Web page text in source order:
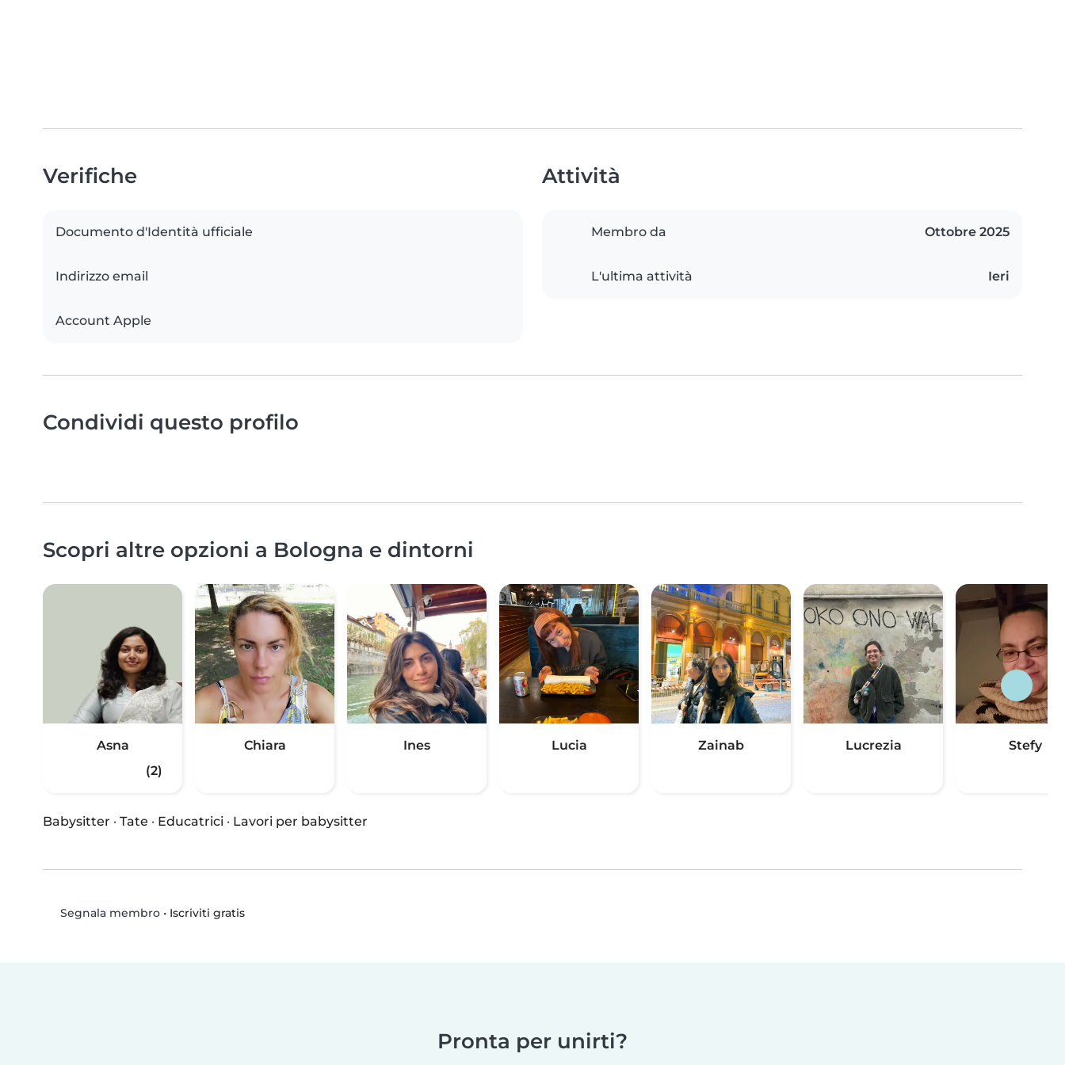
Verifiche
Documento d'Identità ufficiale
Indirizzo email
Account Apple
Attività
Membro da Ottobre 2025
L'ultima attività Ieri
Condividi questo profilo
Scopri altre opzioni a Bologna e dintorni
Asna
(2)
Chiara Ines Lucia Zainab Lucrezia Stefy
Babysitter · Tate · Educatrici · Lavori per babysitter
Segnala membro• Iscriviti gratis
Pronta per unirti?